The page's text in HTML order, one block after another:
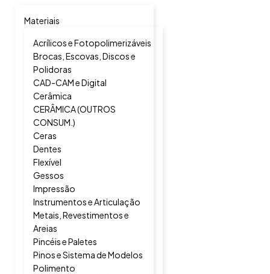
Materiais
Acrílicos e Fotopolimerizáveis
Brocas, Escovas, Discos e
Polidoras
CAD-CAM e Digital
Cerâmica
CERÂMICA (OUTROS
CONSUM.)
Ceras
Dentes
Flexível
Gessos
Impressão
Instrumentos e Articulação
Metais, Revestimentos e
Areias
Pincéis e Paletes
Pinos e Sistema de Modelos
Polimento